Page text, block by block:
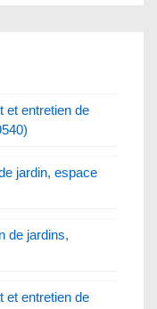
et entretien de
jardin, espace
de jardins,
et entretien de